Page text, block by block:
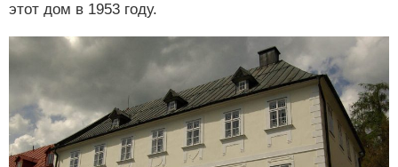
этот дом в 1953 году.